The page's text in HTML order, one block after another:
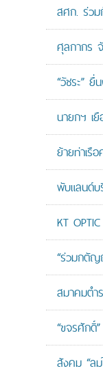
สศก. ร่ว
ศุลกากร
“วัชระ”
นายกฯ เ
ย้ายท่าเรื
พับแลนด์บ
KT
“ร่วมกตัญ
สมาคมตำ
“ขจรศักดิ์
สังคม “ล